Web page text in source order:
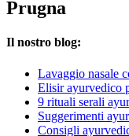
Prugna
Il nostro blog:
Lavaggio nasale
Elisir ayurvedico
9 rituali serali
Suggerimenti
Consigli